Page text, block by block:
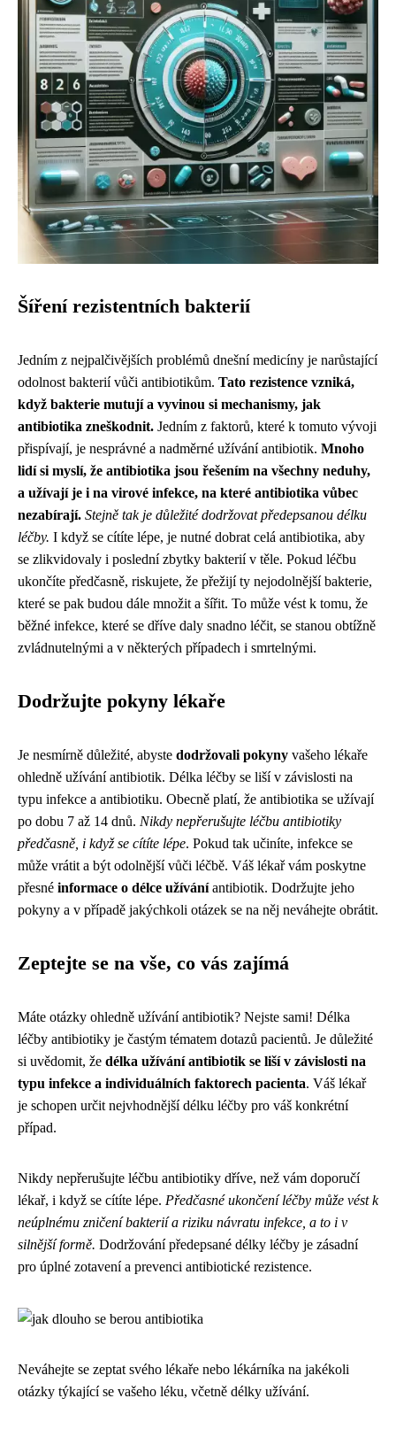
Šíření rezistentních bakterií
Jedním z nejpalčivějších problémů dnešní medicíny je narůstající
odolnost bakterií vůči antibiotikům. Tato rezistence vzniká,
když bakterie mutují a vyvinou si mechanismy, jak
antibiotika zneškodnit. Jedním z faktorů, které k tomuto vývoji
přispívají, je nesprávné a nadměrné užívání antibiotik. Mnoho
lidí si myslí, že antibiotika jsou řešením na všechny neduhy,
a užívají je i na virové infekce, na které antibiotika vůbec
nezabírají. Stejně tak je důležité dodržovat předepsanou délku
léčby. I když se cítíte lépe, je nutné dobrat celá antibiotika, aby
se zlikvidovaly i poslední zbytky bakterií v těle. Pokud léčbu
ukončíte předčasně, riskujete, že přežijí ty nejodolnější bakterie,
které se pak budou dále množit a šířit. To může vést k tomu, že
běžné infekce, které se dříve daly snadno léčit, se stanou obtížně
zvládnutelnými a v některých případech i smrtelnými.
Dodržujte pokyny lékaře
Je nesmírně důležité, abyste dodržovali pokyny vašeho lékaře
ohledně užívání antibiotik. Délka léčby se liší v závislosti na
typu infekce a antibiotiku. Obecně platí, že antibiotika se užívají
po dobu 7 až 14 dnů. Nikdy nepřerušujte léčbu antibiotiky
předčasně, i když se cítíte lépe. Pokud tak učiníte, infekce se
může vrátit a být odolnější vůči léčbě. Váš lékař vám poskytne
přesné informace o délce užíváníantibiotik. Dodržujte jeho
pokyny a v případě jakýchkoli otázek se na něj neváhejte obrátit.
Zeptejte se na vše, co vás zajímá
Máte otázky ohledně užívání antibiotik? Nejste sami! Délka
léčby antibiotiky je častým tématem dotazů pacientů. Je důležité
si uvědomit, že délka užívání antibiotik se liší v závislosti na
typu infekce a individuálních faktorech pacienta. Váš lékař
je schopen určit nejvhodnější délku léčby pro váš konkrétní
případ.
Nikdy nepřerušujte léčbu antibiotiky dříve, než vám doporučí
lékař, i když se cítíte lépe. Předčasné ukončení léčby může vést k
neúplnému zničení bakterií a riziku návratu infekce, a to i v
silnější formě. Dodržování předepsané délky léčby je zásadní
pro úplné zotavení a prevenci antibiotické rezistence.
Neváhejte se zeptat svého lékaře nebo lékárníka na jakékoli
otázky týkající se vašeho léku, včetně délky užívání.